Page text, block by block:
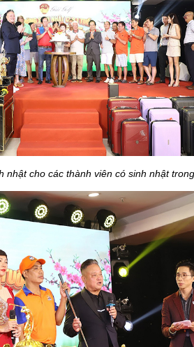
nhật cho các thành viên có sinh nhật